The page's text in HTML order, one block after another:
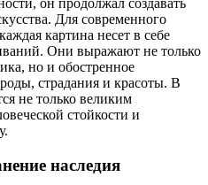
он продолжал создавать
Для современного
картина несет в себе
Они выражают не только
но и обостренное
страдания и красоты. В
не только великим
стойкости и
наследия